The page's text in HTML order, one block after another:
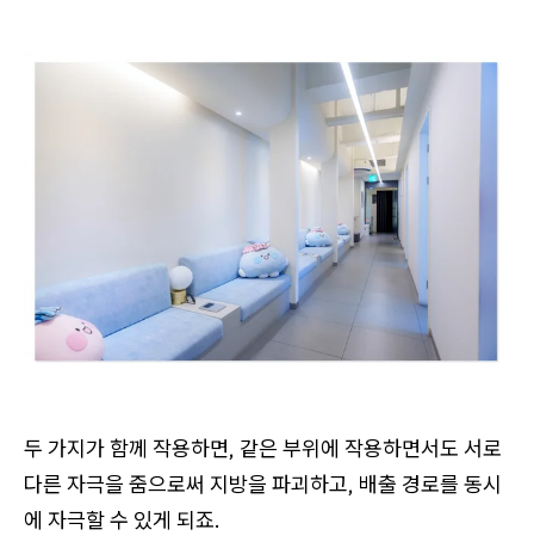
두 가지가 함께 작용하면, 같은 부위에 작용하면서도 서로
다른 자극을 줌으로써 지방을 파괴하고, 배출 경로를 동시
에 자극할 수 있게 되죠.